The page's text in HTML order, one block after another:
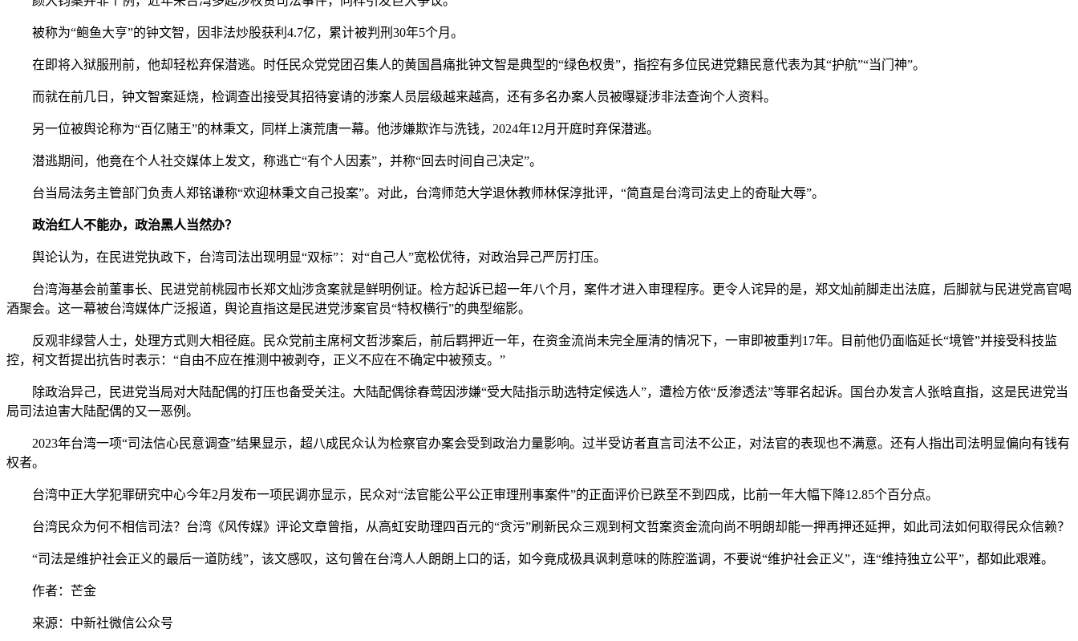
被称为“鲍鱼大亨”的钟文智，因非法炒股获利4.7亿，累计被判刑30年5个月。
在即将入狱服刑前，他却轻松弃保潜逃。时任民众党党团召集人的黄国昌痛批钟文智是典型的“绿色权贵”，指控有多位民进党籍民意代表为其“护航”“当门神”。
而就在前几日，钟文智案延烧，检调查出接受其招待宴请的涉案人员层级越来越高，还有多名办案人员被曝疑涉非法查询个人资料。
另一位被舆论称为“百亿赌王”的林秉文，同样上演荒唐一幕。他涉嫌欺诈与洗钱，2024年12月开庭时弃保潜逃。
潜逃期间，他竟在个人社交媒体上发文，称逃亡“有个人因素”，并称“回去时间自己决定”。
台当局法务主管部门负责人郑铭谦称“欢迎林秉文自己投案”。对此，台湾师范大学退休教师林保淳批评，“简直是台湾司法史上的奇耻大辱”。
政治红人不能办，政治黑人当然办？
舆论认为，在民进党执政下，台湾司法出现明显“双标”：对“自己人”宽松优待，对政治异己严厉打压。
台湾海基会前董事长、民进党前桃园市长郑文灿涉贪案就是鲜明例证。检方起诉已超一年八个月，案件才进入审理程序。更令人诧异的是，郑文灿前脚走出法庭，后脚就与民进党高官喝
酒聚会。这一幕被台湾媒体广泛报道，舆论直指这是民进党涉案官员“特权横行”的典型缩影。
反观非绿营人士，处理方式则大相径庭。民众党前主席柯文哲涉案后，前后羁押近一年，在资金流尚未完全厘清的情况下，一审即被重判17年。目前他仍面临延长“境管”并接受科技监
控，柯文哲提出抗告时表示：“自由不应在推测中被剥夺，正义不应在不确定中被预支。”
除政治异己，民进党当局对大陆配偶的打压也备受关注。大陆配偶徐春莺因涉嫌“受大陆指示助选特定候选人”，遭检方依“反渗透法”等罪名起诉。国台办发言人张晗直指，这是民进党当
局司法迫害大陆配偶的又一恶例。
2023年台湾一项“司法信心民意调查”结果显示，超八成民众认为检察官办案会受到政治力量影响。过半受访者直言司法不公正，对法官的表现也不满意。还有人指出司法明显偏向有钱有
权者。
台湾中正大学犯罪研究中心今年2月发布一项民调亦显示，民众对“法官能公平公正审理刑事案件”的正面评价已跌至不到四成，比前一年大幅下降12.85个百分点。
台湾民众为何不相信司法？台湾《风传媒》评论文章曾指，从高虹安助理四百元的“贪污”刷新民众三观到柯文哲案资金流向尚不明朗却能一押再押还延押，如此司法如何取得民众信赖？
“司法是维护社会正义的最后一道防线”，该文感叹，这句曾在台湾人人朗朗上口的话，如今竟成极具讽刺意味的陈腔滥调，不要说“维护社会正义”，连“维持独立公平”，都如此艰难。
作者：芒金
来源：中新社微信公众号